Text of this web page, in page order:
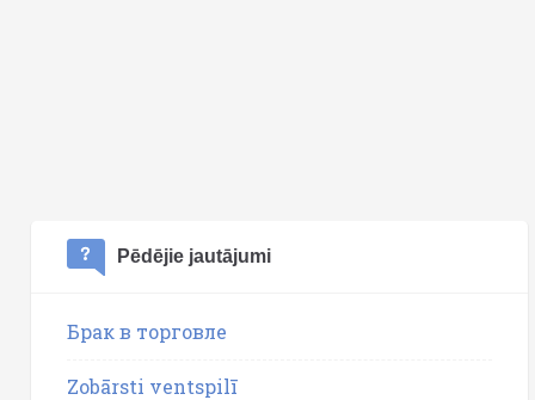
Pēdējie jautājumi
Брак в торговле
Zobārsti ventspilī